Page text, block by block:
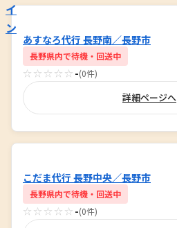
イ
ン
あすなろ代行 長野南／長野市
長野県内で待機・回送中
☆☆☆☆☆ -(0件)
詳細ページへ
こだま代行 長野中央／長野市
長野県内で待機・回送中
☆☆☆☆☆ -(0件)